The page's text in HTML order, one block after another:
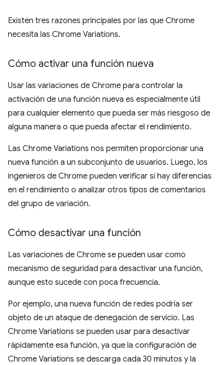
Existen tres razones principales por las que Chrome
necesita las Chrome Variations.
Cómo activar una función nueva
Usar las variaciones de Chrome para controlar la
activación de una función nueva es especialmente útil
para cualquier elemento que pueda ser más riesgoso de
alguna manera o que pueda afectar el rendimiento.
Las Chrome Variations nos permiten proporcionar una
nueva función a un subconjunto de usuarios. Luego, los
ingenieros de Chrome pueden verificar si hay diferencias
en el rendimiento o analizar otros tipos de comentarios
del grupo de variación.
Cómo desactivar una función
Las variaciones de Chrome se pueden usar como
mecanismo de seguridad para desactivar una función,
aunque esto sucede con poca frecuencia.
Por ejemplo, una nueva función de redes podría ser
objeto de un ataque de denegación de servicio. Las
Chrome Variations se pueden usar para desactivar
rápidamente esa función, ya que la configuración de
Chrome Variations se descarga cada 30 minutos y la